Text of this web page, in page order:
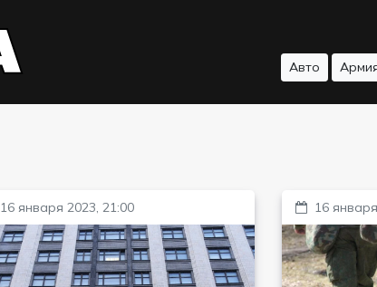
Авто
16 января 2023, 21:00 16